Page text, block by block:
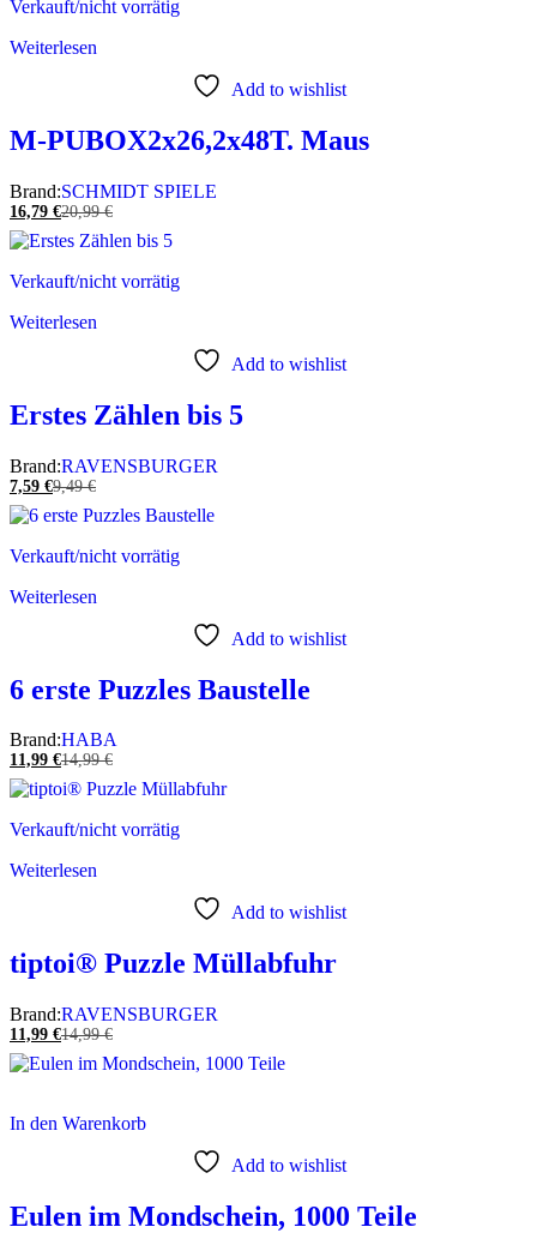
Verkauft/nicht vorrätig
Weiterlesen
Add to wishlist
M-PUBOX2x26,2x48T. Maus
Brand:SCHMIDT SPIELE
16,79 €20,99€
Verkauft/nicht vorrätig
Weiterlesen
Add to wishlist
Erstes Zählen bis 5
Brand:RAVENSBURGER
7,59 €9,49€
Verkauft/nicht vorrätig
Weiterlesen
Add to wishlist
6 erste Puzzles Baustelle
Brand:HABA
11,99 €14,99€
Verkauft/nicht vorrätig
Weiterlesen
Add to wishlist
tiptoi® Puzzle Müllabfuhr
Brand:RAVENSBURGER
11,99 €14,99€
In den Warenkorb
Add to wishlist
Eulen im Mondschein, 1000 Teile